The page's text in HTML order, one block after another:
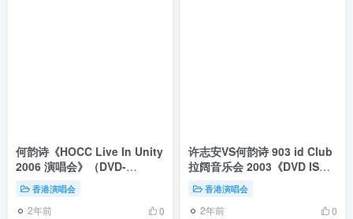
何韵诗《HOCC Live In Unity
2006 演唱会》（DVD-
ISO6.93+5.09）
香港演唱会
2年前 0
许志安VS何韵诗 903 id Club
拉阔音乐会 2003《DVD ISO
7.35G》
香港演唱会
2年前 0